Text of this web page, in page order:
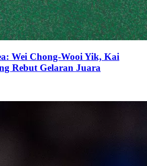
Wei Chong-Wooi Yik, Kai
Rebut Gelaran Juara